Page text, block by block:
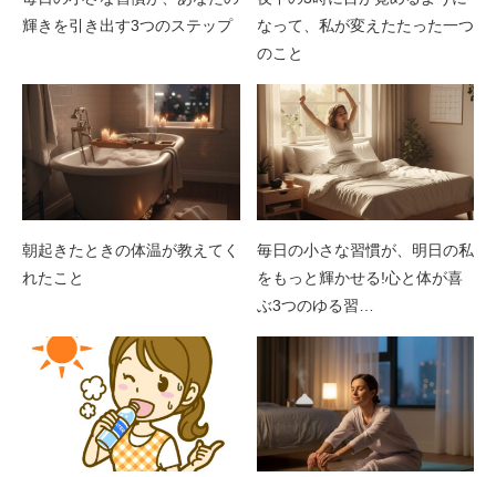
輝きを引き出す3つのステップ
なって、私が変えたたった一つ
のこと
朝起きたときの体温が教えてく
れたこと
毎日の小さな習慣が、明日の私
をもっと輝かせる!心と体が喜
ぶ3つのゆる習…